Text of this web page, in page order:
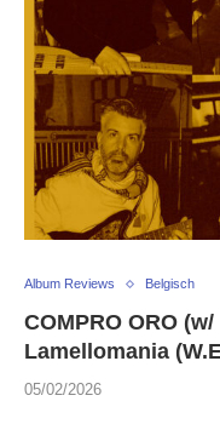
Album Reviews Belgisch
COMPRO ORO
Lamellomania
05/02/2026